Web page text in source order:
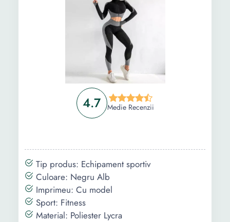
4.7 Medie Recenzii
Tip produs: Echipament sportiv
Culoare: Negru Alb
Imprimeu: Cu model
Sport: Fitness
Material: Poliester Lycra